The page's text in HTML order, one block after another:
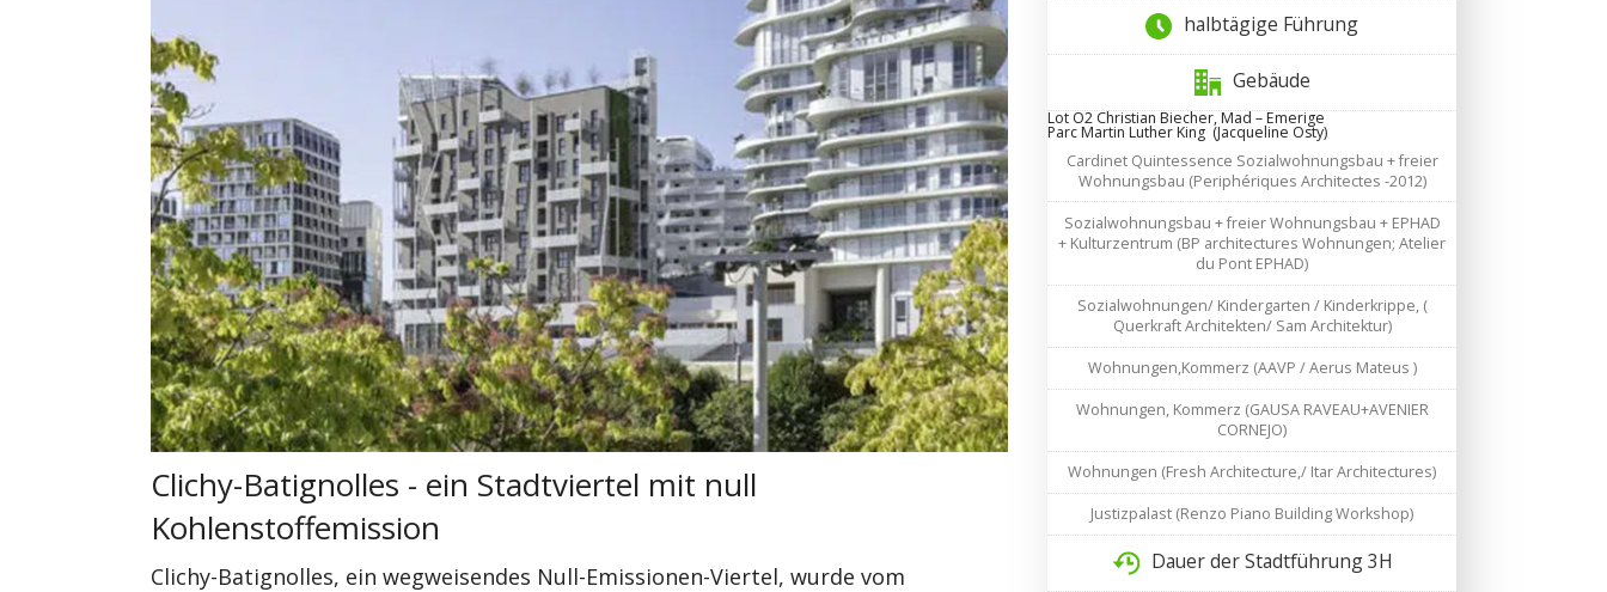
Clichy-Batignolles - ein Stadtviertel mit null
Kohlenstoffemission
Clichy-Batignolles, ein wegweisendes Null-Emissionen-Viertel, wurde vom
halbtägige Führung
Gebäude
Lot O2 Christian Biecher, Mad – Emerige
Parc Martin Luther King (Jacqueline Osty)
Cardinet Quintessence Sozialwohnungsbau + freier
Wohnungsbau (Periphériques Architectes -2012)
Sozialwohnungsbau + freier Wohnungsbau + EPHAD
+ Kulturzentrum (BP architectures Wohnungen; Atelier
du Pont EPHAD)
Sozialwohnungen/ Kindergarten / Kinderkrippe, (
Querkraft Architekten/ Sam Architektur)
Wohnungen,Kommerz (AAVP / Aerus Mateus )
Wohnungen, Kommerz (GAUSA RAVEAU+AVENIER
CORNEJO)
Wohnungen (Fresh Architecture,/ Itar Architectures)
Justizpalast (Renzo Piano Building Workshop)
Dauer der Stadtführung 3H